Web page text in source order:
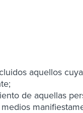
aquellos
de aquellas